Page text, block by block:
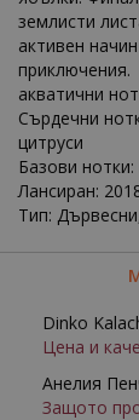
землисти
активен
акватични
Сърдечни
цитруси
Базови
Лансиран:
Тип:
Dinko
Цена и
Анелия
Защото